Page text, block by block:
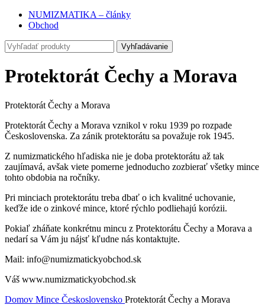
NUMIZMATIKA – články
Obchod
Vyhľadávanie
Protektorát Čechy a Morava
Protektorát Čechy a Morava
Protektorát Čechy a Morava vznikol v roku 1939 po rozpade
Československa. Za zánik protektorátu sa považuje rok 1945.
Z numizmatického hľadiska nie je doba protektorátu až tak
zaujímavá, avšak viete pomerne jednoducho zozbierať všetky mince
tohto obdobia na ročníky.
Pri minciach protektorátu treba dbať o ich kvalitné uchovanie,
keďže ide o zinkové mince, ktoré rýchlo podliehajú korózii.
Pokiaľ zháňate konkrétnu mincu z Protektorátu Čechy a Morava a
nedarí sa Vám ju nájsť kľudne nás kontaktujte.
Mail: info@numizmatickyobchod.sk
Váš www.numizmatickyobchod.sk
Domov Mince Československo Protektorát Čechy a Morava